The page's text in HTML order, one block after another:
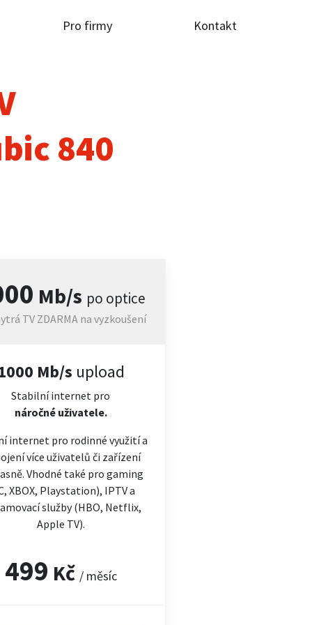
Pro firmy Kontakt
840
Mb/s po optice
TV ZDARMA na vyzkoušení
Mb/s upload
Stabilní internet pro
náročnéuživatele.
internet pro rodinné využití a
více uživatelů či zařízení
Vhodné také pro gaming
XBOX, Playstation), IPTV a
služby (HBO, Netflix,
Apple TV).
499 Kč / měsíc